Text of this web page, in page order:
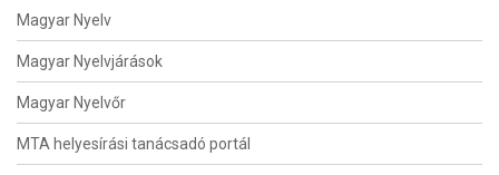
Magyar Nyelv
Magyar Nyelvjárások
Magyar Nyelvőr
MTA helyesírási tanácsadó portál